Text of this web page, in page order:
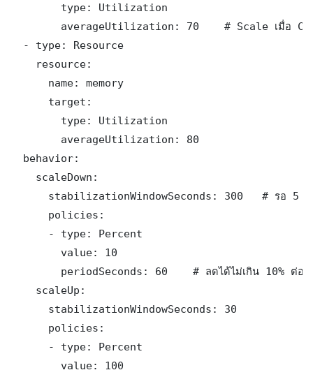
        type: Utilization
averageUtilization: 70    # Scale เมื่อ
  - type: Resource
    resource:
      name: memory
      target:
        type: Utilization
        averageUtilization: 80
  behavior:
    scaleDown:
stabilizationWindowSeconds: 300   # รอ 5
      policies:
      - type: Percent
        value: 10
periodSeconds: 60    # ลดได้ไม่เกิน 10% ต่อน
    scaleUp:
      stabilizationWindowSeconds: 30
      policies:
      - type: Percent
        value: 100